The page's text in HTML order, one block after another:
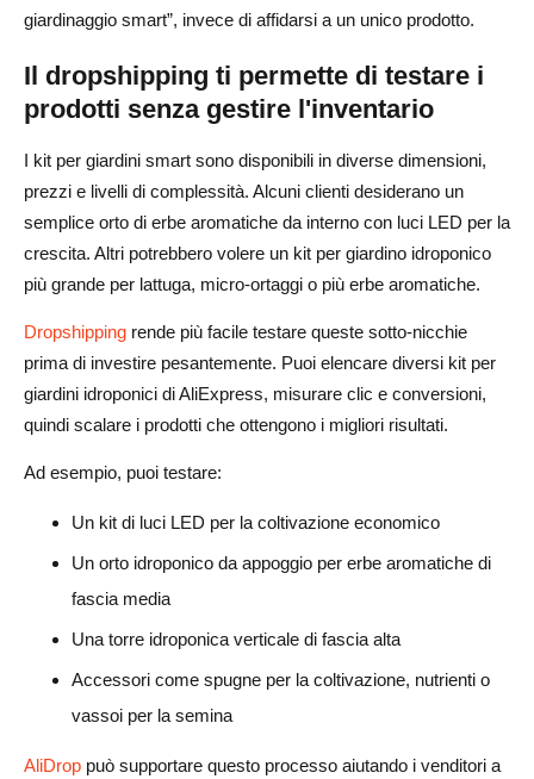
giardinaggio smart”, invece di affidarsi a un unico prodotto.
Il dropshipping ti permette di testare i
prodotti senza gestire l'inventario
I kit per giardini smart sono disponibili in diverse dimensioni,
prezzi e livelli di complessità. Alcuni clienti desiderano un
semplice orto di erbe aromatiche da interno con luci LED per la
crescita. Altri potrebbero volere un kit per giardino idroponico
più grande per lattuga, micro-ortaggi o più erbe aromatiche.
Dropshipping rende più facile testare queste sotto-nicchie
prima di investire pesantemente. Puoi elencare diversi kit per
giardini idroponici di AliExpress, misurare clic e conversioni,
quindi scalare i prodotti che ottengono i migliori risultati.
Ad esempio, puoi testare:
Un kit di luci LED per la coltivazione economico
Un orto idroponico da appoggio per erbe aromatiche di
fascia media
Una torre idroponica verticale di fascia alta
Accessori come spugne per la coltivazione, nutrienti o
vassoi per la semina
AliDrop può supportare questo processo aiutando i venditori a